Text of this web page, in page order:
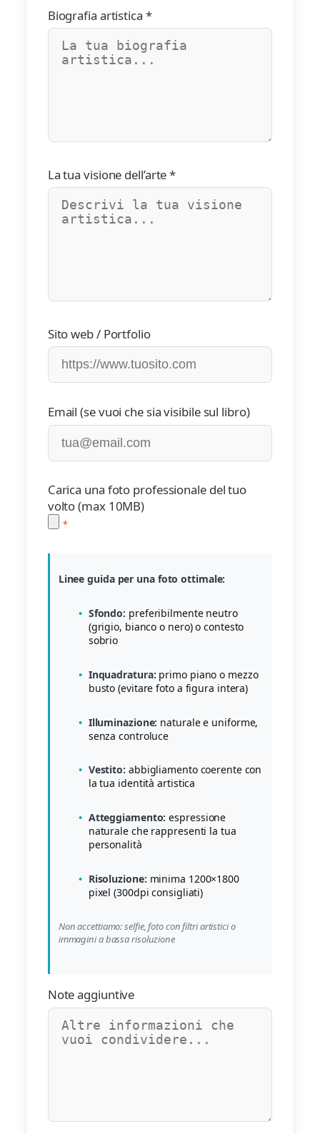
Biografia artistica *
La tua visione dell’arte *
Sito web / Portfolio
Email (se vuoi che sia visibile sul libro)
Carica una foto professionale del tuo
volto (max 10MB)
Linee guida per una foto ottimale:
Sfondo: preferibilmente neutro
(grigio, bianco o nero) o contesto
sobrio
Inquadratura: primo piano o mezzo
busto (evitare foto a figura intera)
Illuminazione: naturale e uniforme,
senza controluce
Vestito: abbigliamento coerente con
la tua identità artistica
Atteggiamento: espressione
naturale che rappresenti la tua
personalità
Risoluzione: minima 1200×1800
pixel (300dpi consigliati)
Non accettiamo: selfie, foto con filtri artistici o
immagini a bassa risoluzione
Note aggiuntive